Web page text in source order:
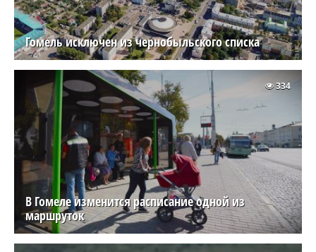
Гомель исключен из чернобыльского списка
В Гомеле изменится расписание одной из
маршруток
334